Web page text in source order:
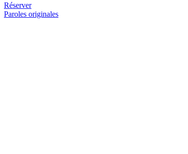
Réserver
Paroles originales